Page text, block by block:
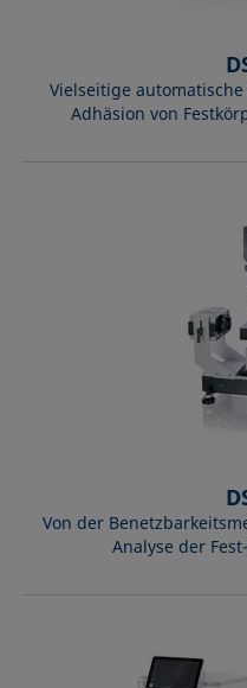
Vielseitige
Adhäsion von
Von der
Analyse der